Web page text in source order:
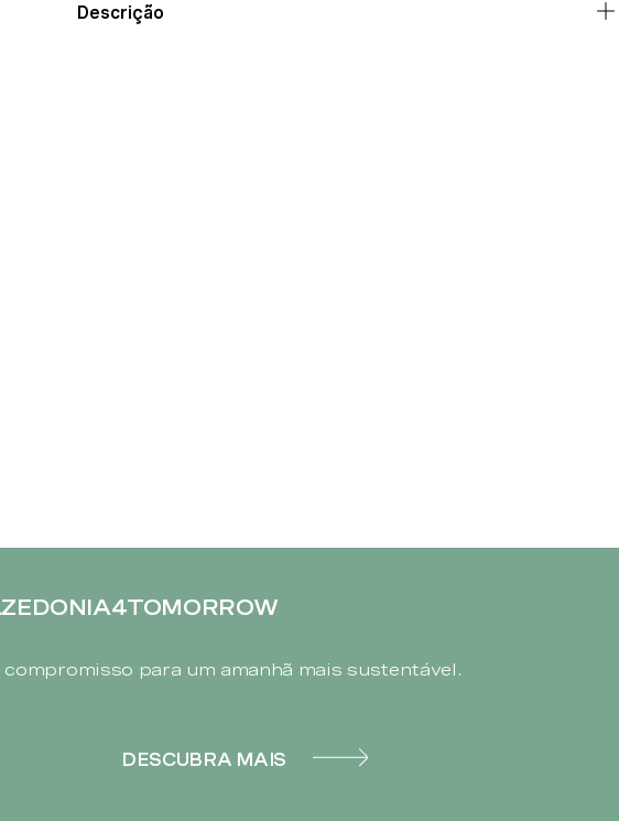
Descrição
compromisso para um amanhã mais sustentável.
DESCUBRA MAIS